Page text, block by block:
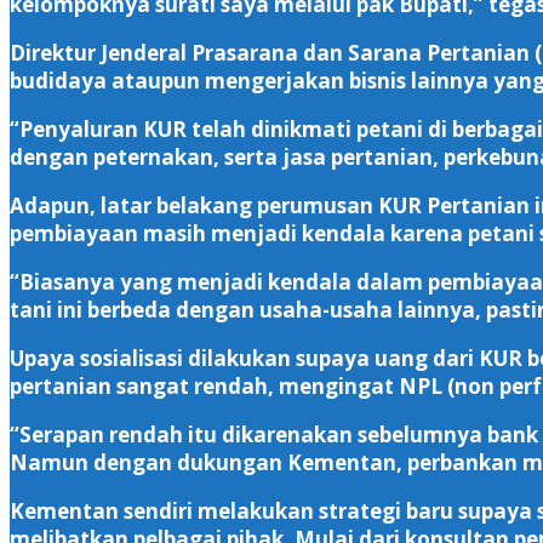
Direktur Jenderal Prasarana dan Sarana
budidaya ataupun mengerjakan bisnis lainnya
“Penyaluran KUR telah dinikmati petani di
dengan peternakan, serta jasa pertanian,
Adapun, latar belakang perumusan KUR
pembiayaan masih menjadi kendala karena
“Biasanya yang menjadi kendala dalam
tani ini berbeda dengan usaha-usaha lainnya,
Upaya sosialisasi dilakukan supaya uang dari
pertanian sangat rendah, mengingat NPL (non
“Serapan rendah itu dikarenakan sebelumnya
Namun dengan dukungan Kementan, perbankan
Kementan sendiri melakukan strategi baru